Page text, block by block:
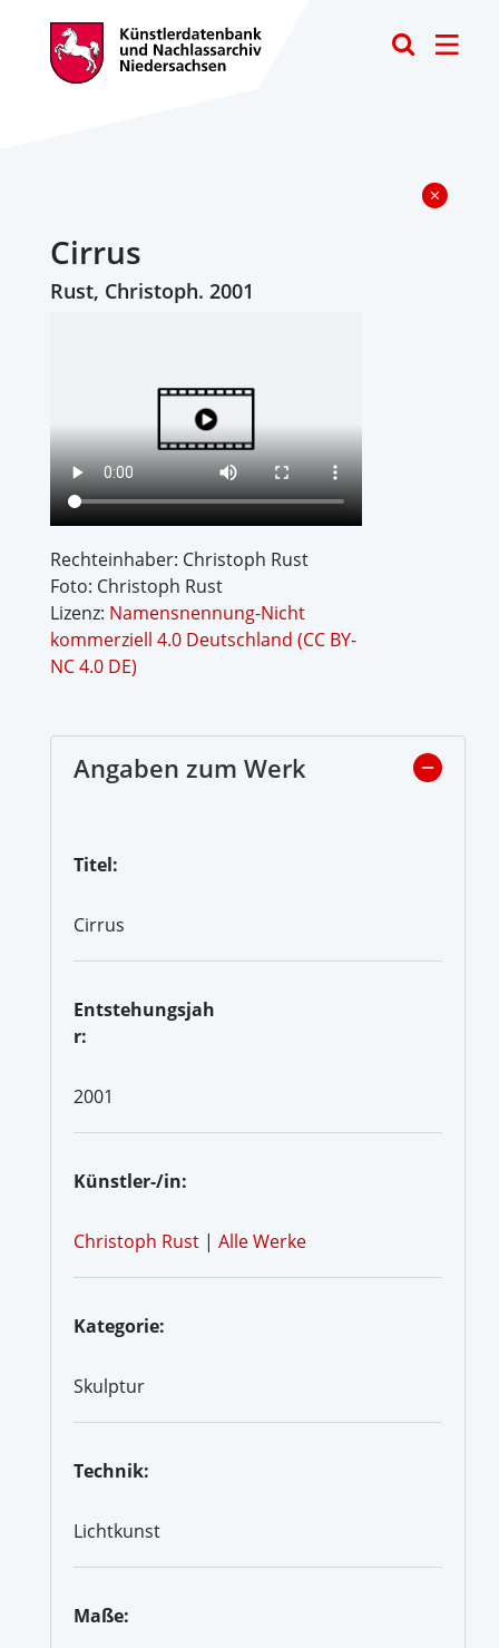
Cirrus
Rust, Christoph. 2001
Rechteinhaber: Christoph Rust
Foto: Christoph Rust
Lizenz: Namensnennung-Nicht
kommerziell 4.0 Deutschland (CC BY-
NC 4.0 DE)
Angaben zum Werk
Titel:
Cirrus
Entstehungsjah
r:
2001
Künstler-/in:
Christoph Rust | Alle Werke
Kategorie:
Skulptur
Technik:
Lichtkunst
Maße: